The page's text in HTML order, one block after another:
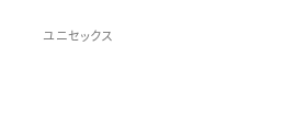
ユニセックス